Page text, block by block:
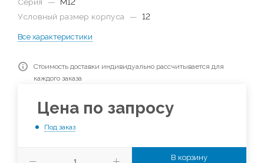
Условный размер корпуса
— 12
Все характеристики
Стоимость доставки индивидуально рассчитывается для
каждого заказа
Цена по запросу
Под заказ
В корзину